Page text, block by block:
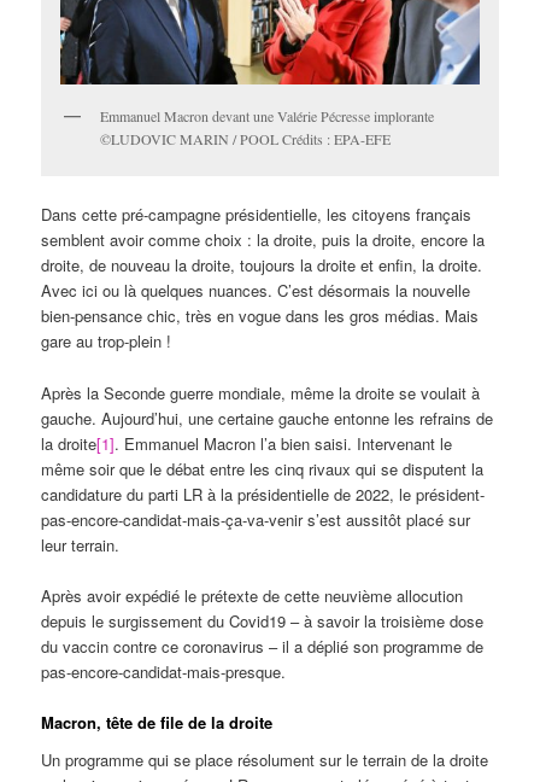
Emmanuel Macron devant une Valérie Pécresse implorante
©LUDOVIC MARIN / POOL Crédits : EPA-EFE
Dans cette pré-campagne présidentielle, les citoyens français
semblent avoir comme choix : la droite, puis la droite, encore la
droite, de nouveau la droite, toujours la droite et enfin, la droite.
Avec ici ou là quelques nuances. C’est désormais la nouvelle
bien-pensance chic, très en vogue dans les gros médias. Mais
gare au trop-plein !
Après la Seconde guerre mondiale, même la droite se voulait à
gauche. Aujourd’hui, une certaine gauche entonne les refrains de
la droite[1]. Emmanuel Macron l’a bien saisi. Intervenant le
même soir que le débat entre les cinq rivaux qui se disputent la
candidature du parti LR à la présidentielle de 2022, le président-
pas-encore-candidat-mais-ça-va-venir s’est aussitôt placé sur
leur terrain.
Après avoir expédié le prétexte de cette neuvième allocution
depuis le surgissement du Covid19 – à savoir la troisième dose
du vaccin contre ce coronavirus – il a déplié son programme de
pas-encore-candidat-mais-presque.
Macron, tête de file de la droite
Un programme qui se place résolument sur le terrain de la droite